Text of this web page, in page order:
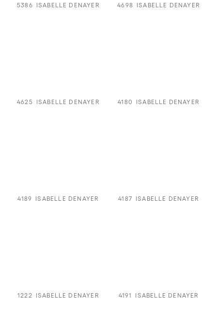
5386 ISABELLE DENAYER 4698 ISABELLE DENAYER
4625 ISABELLE DENAYER 4180 ISABELLE DENAYER
4189 ISABELLE DENAYER 4187 ISABELLE DENAYER
1222 ISABELLE DENAYER 4191 ISABELLE DENAYER